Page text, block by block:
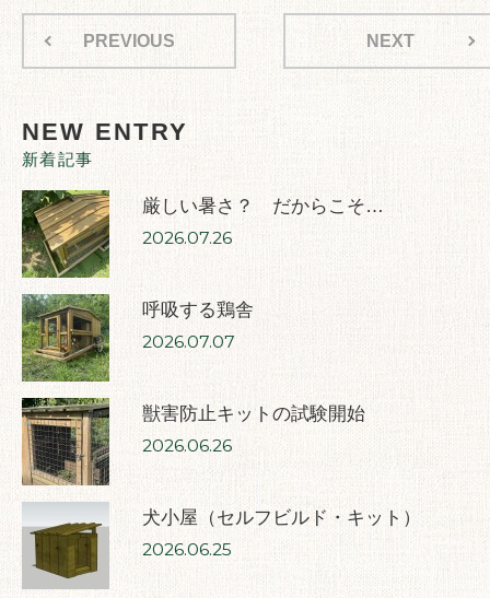
PREVIOUS NEXT
NEW ENTRY
新着記事
厳しい暑さ？ だからこそ…
2026.07.26
呼吸する鶏舎
2026.07.07
獣害防止キットの試験開始
2026.06.26
犬小屋（セルフビルド・キット）
2026.06.25